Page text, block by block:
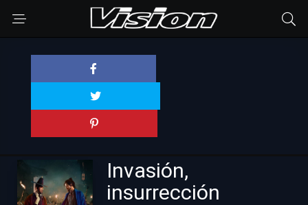
Invasión,
insurrección